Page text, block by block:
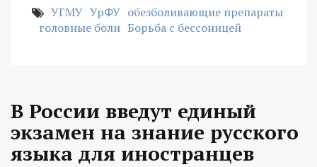
УГМУ УрФУ обезболивающие препараты
головные боли Борьба с бессоницей
В России введут единый
экзамен на знание русского
языка для иностранцев